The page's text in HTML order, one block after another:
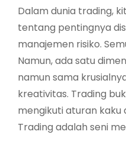
Dalam dunia trading,
tentang pentingnya
manajemen risiko.
Namun, ada satu
namun sama
kreativitas. Trading
mengikuti aturan
Trading adalah seni